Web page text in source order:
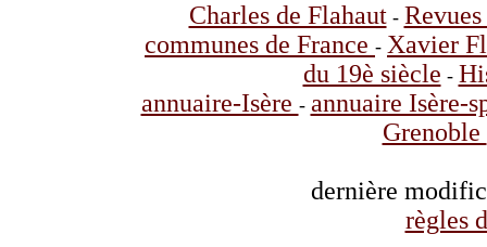
Charles de Flahaut-
communes de France - Xavier
du 19è siècle -
annuaire-Isère - annuaire Isère-
Grenoble
dernière
règles